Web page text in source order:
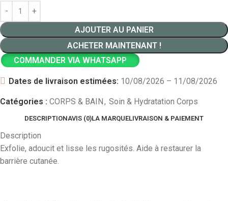
AJOUTER AU PANIER
ACHETER MAINTENANT !
COMMANDER VIA WHATSAPP
Dates de livraison estimées: 10/08/2026 – 11/08/2026
Catégories : CORPS & BAIN, Soin & Hydratation Corps
DESCRIPTIONAVIS (0)LA MARQUELIVRAISON & PAIEMENT
Description
Exfolie, adoucit et lisse les rugosités. Aide à restaurer la
barrière cutanée.